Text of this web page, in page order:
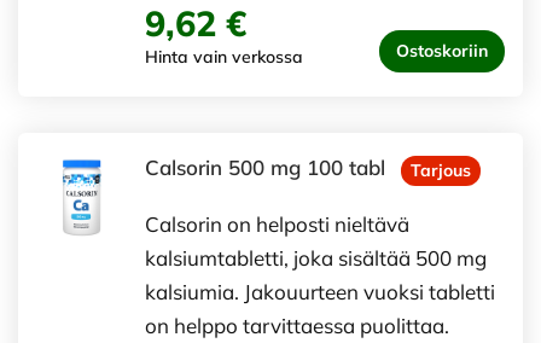
9,62 €
Hinta vain verkossa Ostoskoriin
Calsorin 500 mg 100 tabl Tarjous
Calsorin on helposti nieltävä
kalsiumtabletti, joka sisältää 500 mg
kalsiumia. Jakouurteen vuoksi tabletti
on helppo tarvittaessa puolittaa.